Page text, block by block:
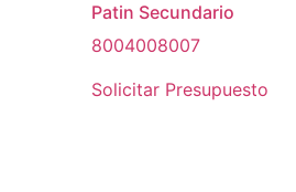
Patin Secundario
8004008007
Solicitar Presupuesto